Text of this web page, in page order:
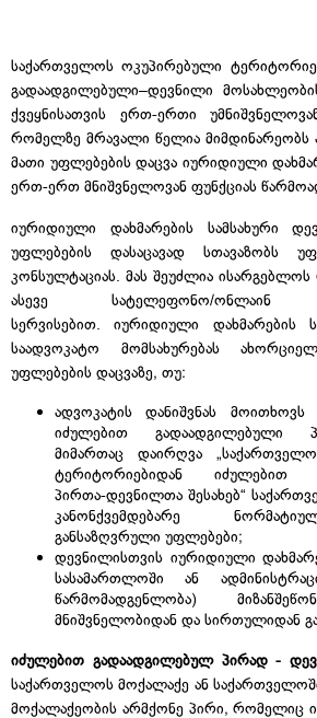
საქართველოს ოკუპირებული
გადაადგილებული–დევნილი
ქვეყნისათვის ერთ-ერთი
რომელზე მრავალი წელია მიმდინარეობს
მათი უფლებების დაცვა იურიდიული
ერთ-ერთ მნიშვნელოვან ფუნქციას
იურიდიული დახმარების სამსახური
უფლებების დასაცავად სთავაზობს
კონსულტაციას. მას შეუძლია
ასევე სატელეფონო/ონლაინ
სერვისებით. იურიდიული დახმარების
საადვოკატო მომსახურებას
უფლებების დაცვაზე, თუ:
ადვოკატის დანიშვნას მოითხოვს
იძულებით გადაადგილებული
მიმართაც დაირღვა
ტერიტორიებიდან იძულებით
პირთა-დევნილთა შესახებ“
კანონქვემდებარე
განსაზღვრული უფლებები;
დევნილისთვის იურიდიული
სასამართლოში ან
წარმომადგენლობა)
მნიშვნელობიდან და სირთულიდან
იძულებით გადაადგილებულ პირად -
საქართველოს მოქალაქე ან
მოქალაქეობის არმქონე პირი, რომელიც